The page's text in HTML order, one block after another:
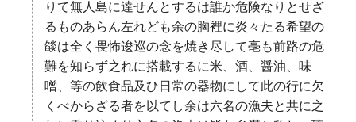
りて無人島に達せんとするは誰か危険なりとせざ
るものあらん左れども余の胸裡に炎々たる希望の
燄は全く畏怖逡巡の念を焼き尽して亳も前路の危
難を知らず之れに搭載するに米、酒、醤油、味
噌、等の飲食品及ひ日常の器物にして此の行に欠
くべからざる者を以てし余は六名の漁夫と共に之